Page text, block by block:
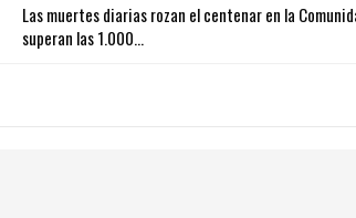
Las muertes diarias rozan el centenar en la
superan las 1.000…